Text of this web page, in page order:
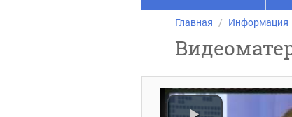
Главная Информация